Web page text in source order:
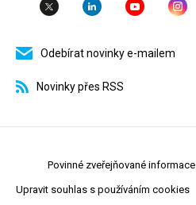
Odebírat novinky e-mailem
Novinky přes RSS
Povinné zveřejňované informace
Upravit souhlas s používáním cookies